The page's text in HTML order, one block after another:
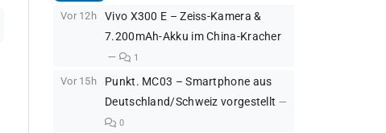
Vor 12h
Vivo X300 E – Zeiss-Kamera &
7.200mAh-Akku im China-Kracher
1
Vor 15h
Punkt. MC03 – Smartphone aus
Deutschland/Schweiz vorgestellt
0